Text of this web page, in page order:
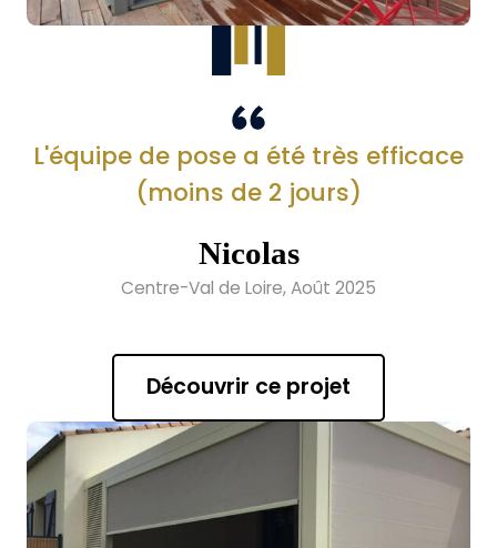
L'équipe de pose a été très efficace
(moins de 2 jours)
Nicolas
Centre-Val de Loire, Août 2025
Découvrir ce projet